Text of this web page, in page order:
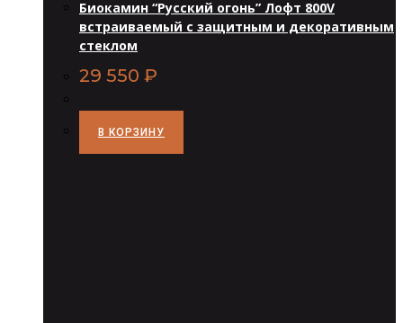
Биокамин “Русский огонь” Лофт 800V
встраиваемый с защитным и декоративным
стеклом
29 550 ₽
В КОРЗИНУ